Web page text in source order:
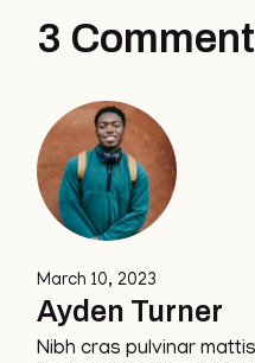
3
March 10, 2023
Ayden Turner
Nibh cras pulvinar